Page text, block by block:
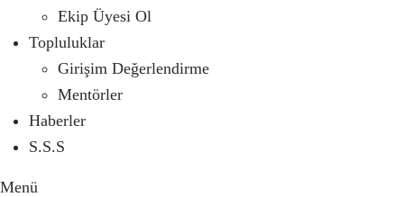
Ekip Üyesi Ol
Topluluklar
Girişim Değerlendirme
Mentörler
Haberler
S.S.S
Menü